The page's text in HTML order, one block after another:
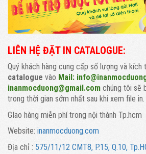
LIÊN HỆ ĐẶT IN CATALOGUE:
Quý khách hàng cung cấp số lượng và kích
catalogue vào Mail:
inanmocduong@gmail.com chúng tôi sẽ
trong thời gian sớm nhất sau khi xem file in.
GIao hàng miễn phí trong nội thành Tp.hcm
Website: inanmocduong.com
Địa chỉ : 575/11/12 CMT8, P.15, Q.10,